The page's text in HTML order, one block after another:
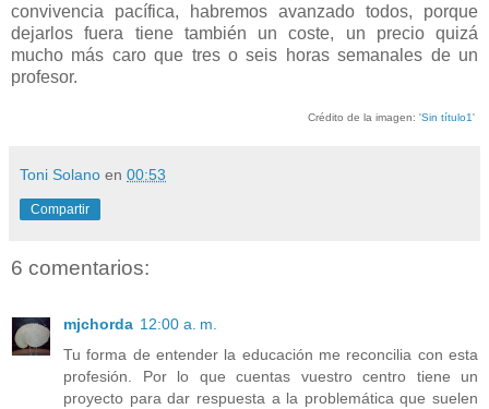
convivencia pacífica, habremos avanzado todos, porque
dejarlos fuera tiene también un coste, un precio quizá
mucho más caro que tres o seis horas semanales de un
profesor.
Crédito de la imagen: 'Sin título1'
Toni Solano en 00:53
Compartir
6 comentarios:
mjchorda 12:00 a. m.
Tu forma de entender la educación me reconcilia con esta
profesión. Por lo que cuentas vuestro centro tiene un
proyecto para dar respuesta a la problemática que suelen